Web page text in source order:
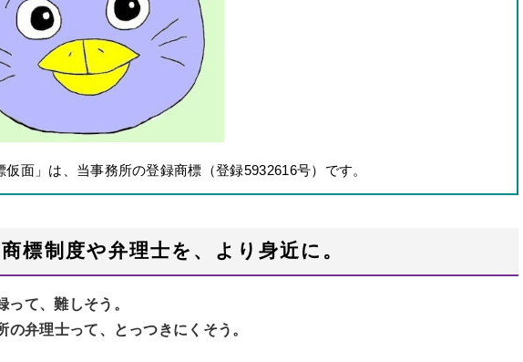
面」は、当事務所の登録商標（登録5932616号）です。
商標制度や弁理士を、より身近に。
って、難しそう。
の弁理士って、とっつきにくそう。